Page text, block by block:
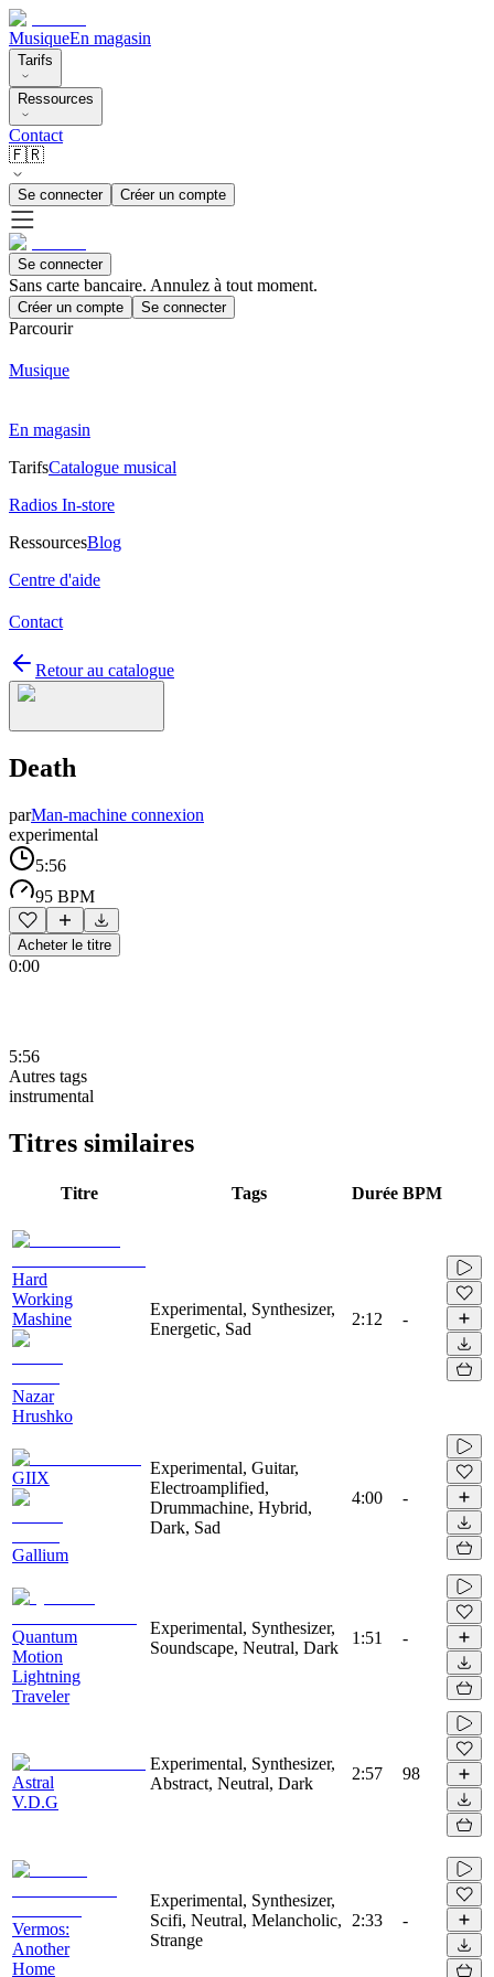
MusiqueEn magasin
Tarifs
Ressources
Contact
🇫🇷
Se connecter Créer un compte
Se connecter
Sans carte bancaire. Annulez à tout moment.
Créer un compte Se connecter
Parcourir
Musique
En magasin
TarifsCatalogue musical
Radios In-store
RessourcesBlog
Centre d'aide
Contact
Retour au catalogue
Death
parMan-machine connexion
experimental
5:56
95 BPM
Acheter le titre
0:00
5:56
Autres tags
instrumental
Titres similaires
Titre Tags Durée BPM
Hard
Working
Mashine
Nazar
Hrushko
Experimental, Synthesizer,
Energetic, Sad
2:12 -
GIIX
Gallium
Experimental, Guitar,
Electroamplified,
Drummachine, Hybrid,
Dark, Sad
4:00 -
Quantum
Motion
Lightning
Traveler
Experimental, Synthesizer,
Soundscape, Neutral, Dark
1:51 -
Astral
V.D.G
Experimental, Synthesizer,
Abstract, Neutral, Dark
2:57 98
Vermos:
Another
Home
Experimental, Synthesizer,
Scifi, Neutral, Melancholic,
Strange
2:33 -